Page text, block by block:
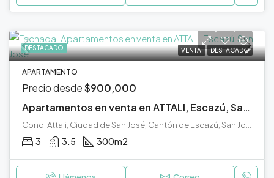
DESTACADO VENTA DESTACADO
APARTAMENTO
Precio desde$900,000
Apartamentos en venta en ATTALI, Escazú, San José.
3 3.5 300m2